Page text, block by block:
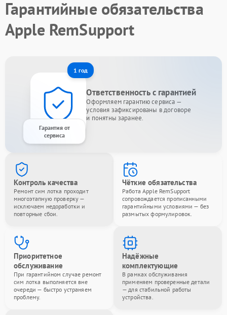
Гарантийные обязательства
Apple RemSupport
1 год
Гарантия от
сервиса
Ответственность с гарантией
Оформляем гарантию сервиса —
условия зафиксированы в договоре
и понятны заранее.
Контроль качества
Ремонт сим лотка проходит
многоэтапную проверку —
исключаем недоработки и
повторные сбои.
Чёткие обязательства
Работа Apple RemSupport
сопровождается прописанными
гарантийными условиями — без
размытых формулировок.
Приоритетное
обслуживание
При гарантийном случае ремонт
сим лотка выполняется вне
очереди — быстро устраняем
проблему.
Надёжные
комплектующие
В рамках обслуживания
применяем проверенные детали
— для стабильной работы
устройства.